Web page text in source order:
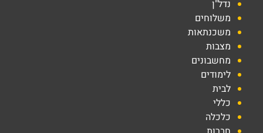
נדל"ן
משלוחים
משכנתאות
מצבות
מחשבונים
לימודים
לבית
כללי
כלכלה